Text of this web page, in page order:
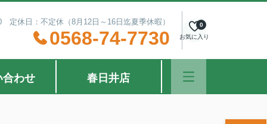
定休日：不定休（8月12日～16日迄夏季休暇）
0568-74-7730 お気に入り
0
合わせ 春日井店